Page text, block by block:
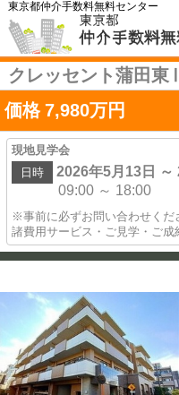
東京都仲介手数料無料センター
クレッセント蒲田東Ⅱ
価格 7,980万円
現地見学会
日時
2026年5月13日 ～
09:00 ～ 18:00
※事前に必ずお問い合わせくだ
諸費用サービス・ご見学・ご成